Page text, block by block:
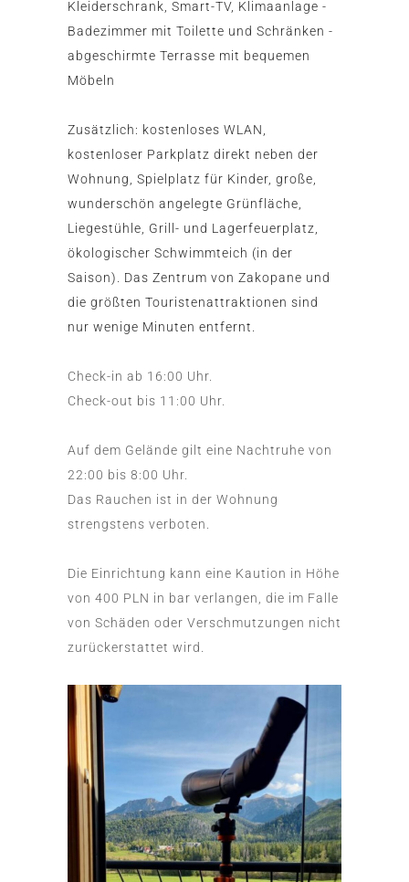
Kleiderschrank, Smart-TV, Klimaanlage -
Badezimmer mit Toilette und Schränken -
abgeschirmte Terrasse mit bequemen
Möbeln
Zusätzlich: kostenloses WLAN,
kostenloser Parkplatz direkt neben der
Wohnung, Spielplatz für Kinder, große,
wunderschön angelegte Grünfläche,
Liegestühle, Grill- und Lagerfeuerplatz,
ökologischer Schwimmteich (in der
Saison). Das Zentrum von Zakopane und
die größten Touristenattraktionen sind
nur wenige Minuten entfernt.
Check-in ab 16:00 Uhr.
Check-out bis 11:00 Uhr.
Auf dem Gelände gilt eine Nachtruhe von
22:00 bis 8:00 Uhr.
Das Rauchen ist in der Wohnung
strengstens verboten.
Die Einrichtung kann eine Kaution in Höhe
von 400 PLN in bar verlangen, die im Falle
von Schäden oder Verschmutzungen nicht
zurückerstattet wird.